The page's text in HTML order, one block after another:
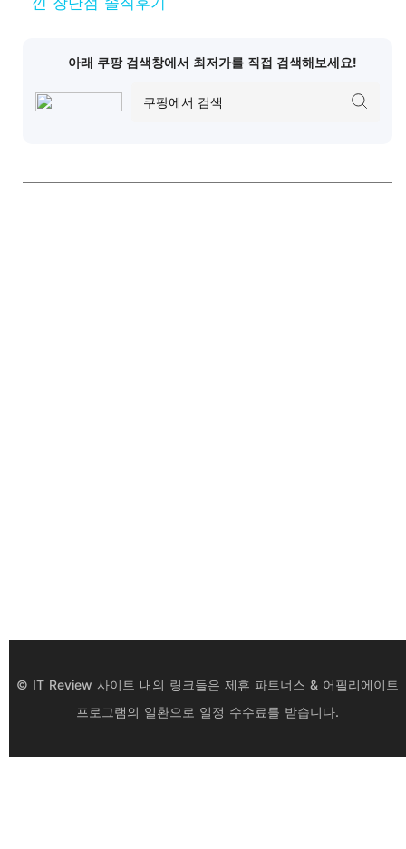
아래 쿠팡 검색창에서 최저가를 직접 검색해보세요!
© IT Review 사이트 내의 링크들은 제휴 파트너스 & 어필리에이트
프로그램의 일환으로 일정 수수료를 받습니다.